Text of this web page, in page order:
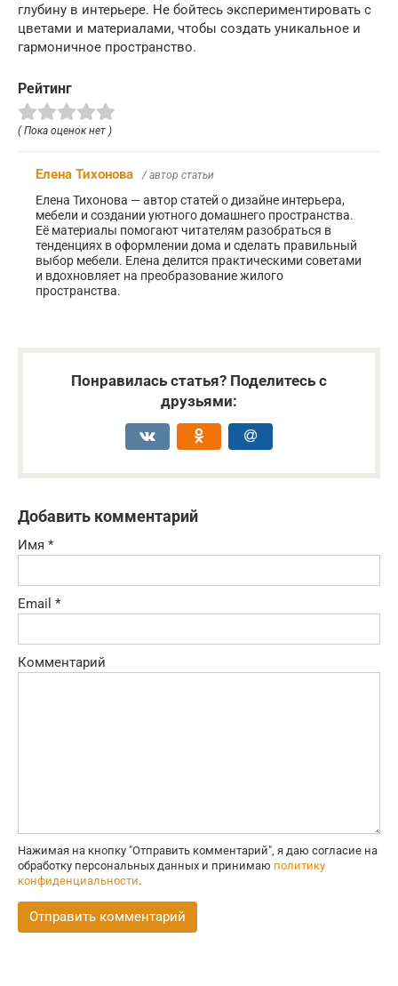
глубину в интерьере. Не бойтесь экспериментировать с
цветами и материалами, чтобы создать уникальное и
гармоничное пространство.
Рейтинг
( Пока оценок нет )
Елена Тихонова / автор статьи
Елена Тихонова — автор статей о дизайне интерьера,
мебели и создании уютного домашнего пространства.
Её материалы помогают читателям разобраться в
тенденциях в оформлении дома и сделать правильный
выбор мебели. Елена делится практическими советами
и вдохновляет на преобразование жилого
пространства.
Понравилась статья? Поделитесь с
друзьями:
Добавить комментарий
Имя *
Email *
Комментарий
Нажимая на кнопку "Отправить комментарий", я даю согласие на
обработку персональных данных и принимаю политику
конфиденциальности.